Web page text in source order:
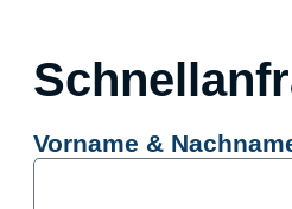
Vorname &